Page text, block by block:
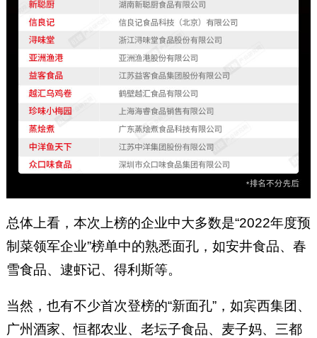
总体上看，本次上榜的企业中大多数是“2022年度预
制菜领军企业”榜单中的熟悉面孔，如安井食品、春
雪食品、逮虾记、得利斯等。
当然，也有不少首次登榜的“新面孔”，如宾西集团、
广州酒家、恒都农业、老坛子食品、麦子妈、三都